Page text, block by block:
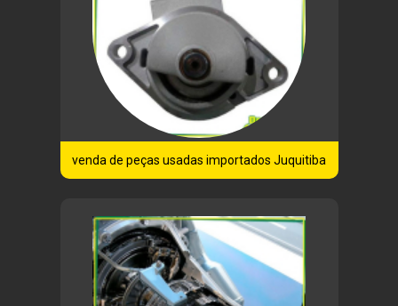
venda de peças usadas importados Juquitiba